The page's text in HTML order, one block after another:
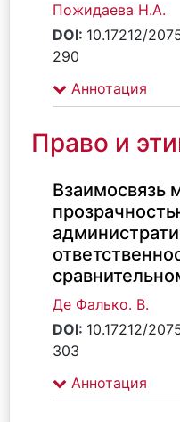
Пожидаева Н.А.
DOI: 10.17212/
290
Аннотация
Право и
Взаимосвязь
Де Фалько. В.
DOI: 10.17212/
303
Аннотация